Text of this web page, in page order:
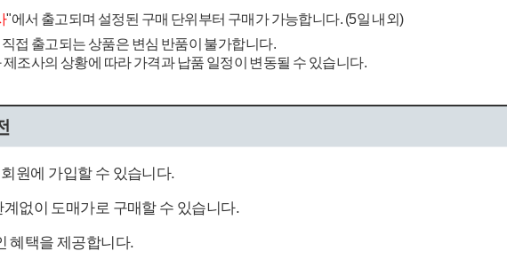
"에서 출고되며 설정된 구매 단위부터 구매가 가능합니다. (5일 내외)
접 출고되는 상품은 변심 반품이 불가합니다.
제조사의 상황에 따라 가격과 납품 일정이 변동될 수 있습니다.
원에 가입할 수 있습니다.
없이 도매가로 구매할 수 있습니다.
혜택을 제공합니다.